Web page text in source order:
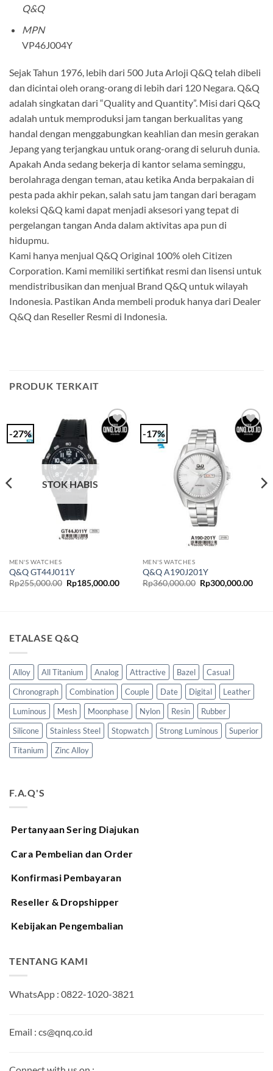
Q&Q
MPN
VP46J004Y
Sejak Tahun 1976, lebih dari 500 Juta Arloji Q&Q telah dibeli
dan dicintai oleh orang-orang di lebih dari 120 Negara. Q&Q
adalah singkatan dari “Quality and Quantity”. Misi dari Q&Q
adalah untuk memproduksi jam tangan berkualitas yang
handal dengan menggabungkan keahlian dan mesin gerakan
Jepang yang terjangkau untuk orang-orang di seluruh dunia.
Apakah Anda sedang bekerja di kantor selama seminggu,
berolahraga dengan teman, atau ketika Anda berpakaian di
pesta pada akhir pekan, salah satu jam tangan dari beragam
koleksi Q&Q kami dapat menjadi aksesori yang tepat di
pergelangan tangan Anda dalam aktivitas apa pun di
hidupmu.
Kami hanya menjual Q&Q Original 100% oleh Citizen
Corporation. Kami memiliki sertifikat resmi dan lisensi untuk
mendistribusikan dan menjual Brand Q&Q untuk wilayah
Indonesia. Pastikan Anda membeli produk hanya dari Dealer
Q&Q dan Reseller Resmi di Indonesia.
PRODUK TERKAIT
-27%
Add to
Wishlist
STOK HABIS
MEN'S WATCHES
Q&Q GT44J011Y
Rp255,000.00 Harga
aslinya
Rp185,000.00Harga
-17%
Add to
Wishlist
MEN'S WATCHES
Q&Q A190J201Y
Rp360,000.00 Harga
aslinya
Rp300,000.00
ETALASE Q&Q
Alloy All Titanium Analog Attractive Bazel
Casual
Chronograph
Combination Couple Date Digital
Leather
Luminous
Mesh Moonphase Nylon Resin
Rubber
Silicone
Stainless Steel Stopwatch Strong Luminous
Superior
Titanium
Zinc Alloy
F.A.Q'S
Pertanyaan Sering Diajukan
Cara Pembelian dan Order
Konfirmasi Pembayaran
Reseller & Dropshipper
Kebijakan Pengembalian
TENTANG KAMI
WhatsApp : 0822-1020-3821
Email : cs@qnq.co.id